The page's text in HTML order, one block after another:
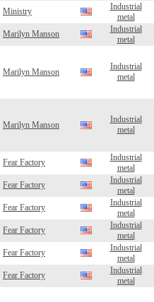
Ministry
Industrial
metal
Marilyn Manson
Industrial
metal
Marilyn Manson
Industrial
metal
Marilyn Manson
Industrial
metal
Fear Factory
Industrial
metal
Fear Factory
Industrial
metal
Fear Factory
Industrial
metal
Fear Factory
Industrial
metal
Fear Factory
Industrial
metal
Fear Factory
Industrial
metal